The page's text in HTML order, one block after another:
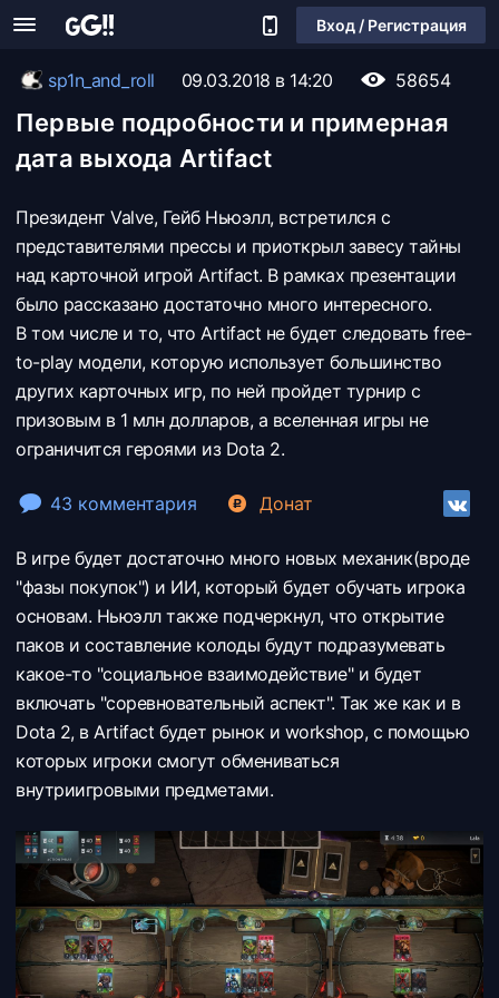
Вход / Регистрация
sp1n_and_roll 09.03.2018 в 14:20 58654
Первые подробности и примерная
дата выхода Artifact
Президент Valve, Гейб Ньюэлл, встретился с
представителями прессы и приоткрыл завесу тайны
над карточной игрой Artifact. В рамках презентации
было рассказано достаточно много интересного.
В том числе и то, что Artifact не будет следовать free-
to-play модели, которую использует большинство
других карточных игр, по ней пройдет турнир с
призовым в 1 млн долларов, а вселенная игры не
ограничится героями из Dota 2.
43 комментария Донат
В игре будет достаточно много новых механик(вроде
"фазы покупок") и ИИ, который будет обучать игрока
основам. Ньюэлл также подчеркнул, что открытие
паков и составление колоды будут подразумевать
какое-то "социальное взаимодействие" и будет
включать "соревновательный аспект". Так же как и в
Dota 2, в Artifact будет рынок и workshop, с помощью
которых игроки смогут обмениваться
внутриигровыми предметами.